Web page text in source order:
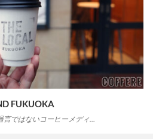
FUKUOKA
ではないコーヒーメディ…